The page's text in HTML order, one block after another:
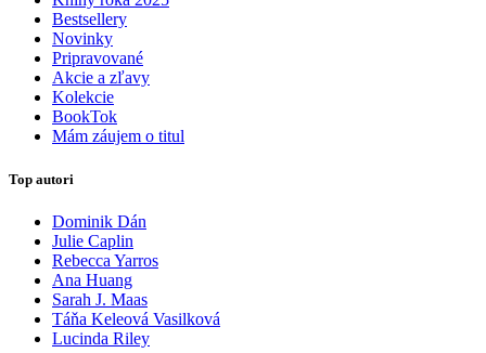
Bestsellery
Novinky
Pripravované
Akcie a zľavy
Kolekcie
BookTok
Mám záujem o titul
Top autori
Dominik Dán
Julie Caplin
Rebecca Yarros
Ana Huang
Sarah J. Maas
Táňa Keleová Vasilková
Lucinda Riley